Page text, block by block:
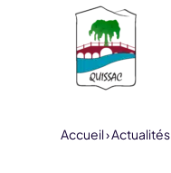
Aller au contenu
Accueil Actualités